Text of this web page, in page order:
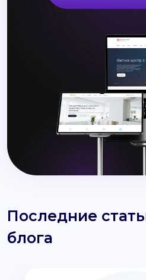
Последние
блога